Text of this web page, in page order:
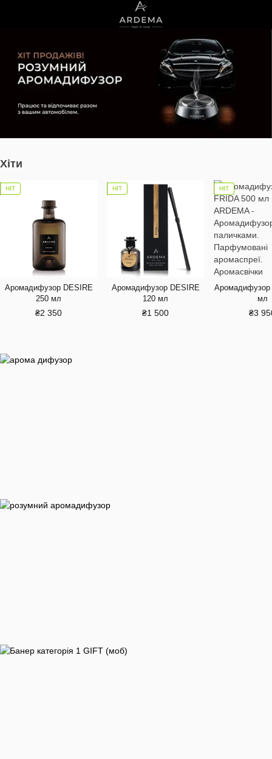
Хіти
НІТ
Аромадифузор DESIRE
250 мл
₴2 350
НІТ
Аромадифузор DESIRE
120 мл
₴1 500
НІТ
Аромадифузор
мл
₴3